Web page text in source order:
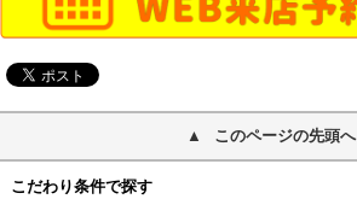
このページの先頭へ
こだわり条件で探す